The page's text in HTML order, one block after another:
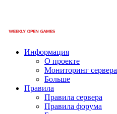
Информация
О проекте
Мониторинг сервера
Больше
Правила
Правила сервера
Правила форума